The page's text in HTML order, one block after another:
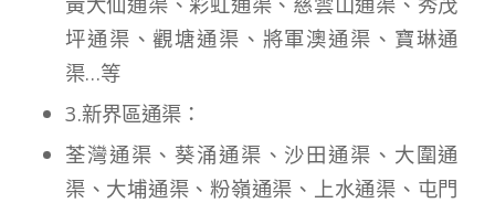
坪通渠、觀塘通渠、將軍澳通渠、寶琳通
渠…等
3.新界區通渠：
荃灣通渠、葵涌通渠、沙田通渠、大圍通
渠、大埔通渠、粉嶺通渠、上水通渠、屯門